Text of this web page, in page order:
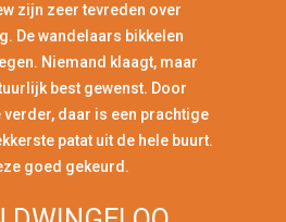
zijn zeer tevreden over
De wandelaars bikkelen
Niemand klaagt, maar
best gewenst. Door
verder, daar is een prachtige
patat uit de hele buurt.
goed gekeurd.